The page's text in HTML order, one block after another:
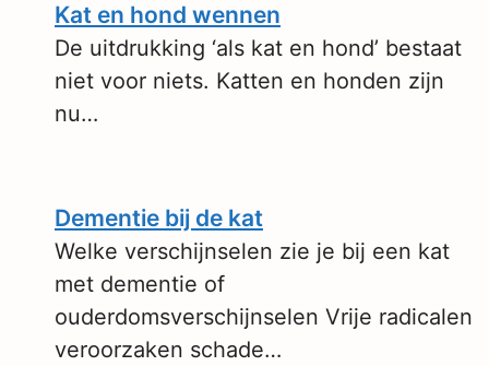
Kat en hond wennen
De uitdrukking ‘als kat en hond’ bestaat
niet voor niets. Katten en honden zijn
nu…
Dementie bij de kat
Welke verschijnselen zie je bij een kat
met dementie of
ouderdomsverschijnselen Vrije radicalen
veroorzaken schade…